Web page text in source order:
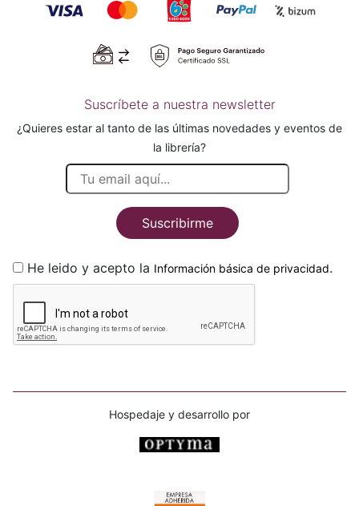
Suscríbete a nuestra newsletter
¿Quieres estar al tanto de las últimas novedades y eventos de
la librería?
Suscribirme
He leido y acepto la Información básica de privacidad.
Hospedaje y desarrollo por